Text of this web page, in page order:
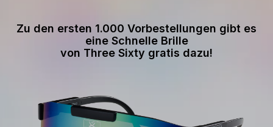
Zu den ersten 1.000 Vorbestellungen gibt es
eine Schnelle Brille
von Three Sixty gratis dazu!